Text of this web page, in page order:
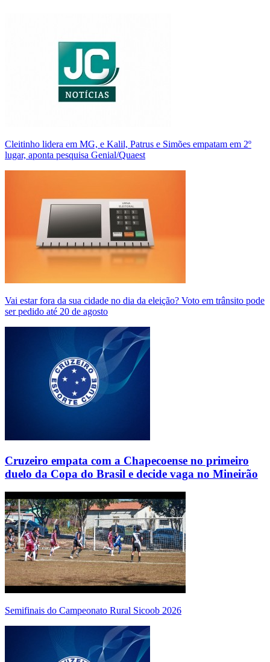
Cleitinho lidera em MG, e Kalil, Patrus e Simões empatam em 2º
lugar, aponta pesquisa Genial/Quaest
Vai estar fora da sua cidade no dia da eleição? Voto em trânsito pode
ser pedido até 20 de agosto
Cruzeiro empata com a Chapecoense no primeiro
duelo da Copa do Brasil e decide vaga no Mineirão
Semifinais do Campeonato Rural Sicoob 2026